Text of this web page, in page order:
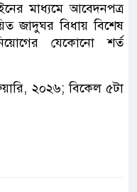
মাধ্যমে আবেদনপত্র
জাদুঘর বিধায় বিশেষ
যেকোনো শর্ত
২০২৬; বিকেল ৫টা